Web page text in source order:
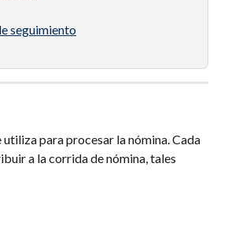
seguimiento
para procesar la nómina. Cada
a la corrida de nómina, tales